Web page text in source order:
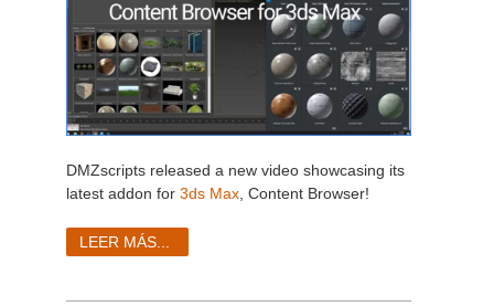
Softimage
LightWave
SketchUp
DMZscripts released a new video showcasing its
latest addon for 3ds Max , Content Browser!
LEER MÁS...